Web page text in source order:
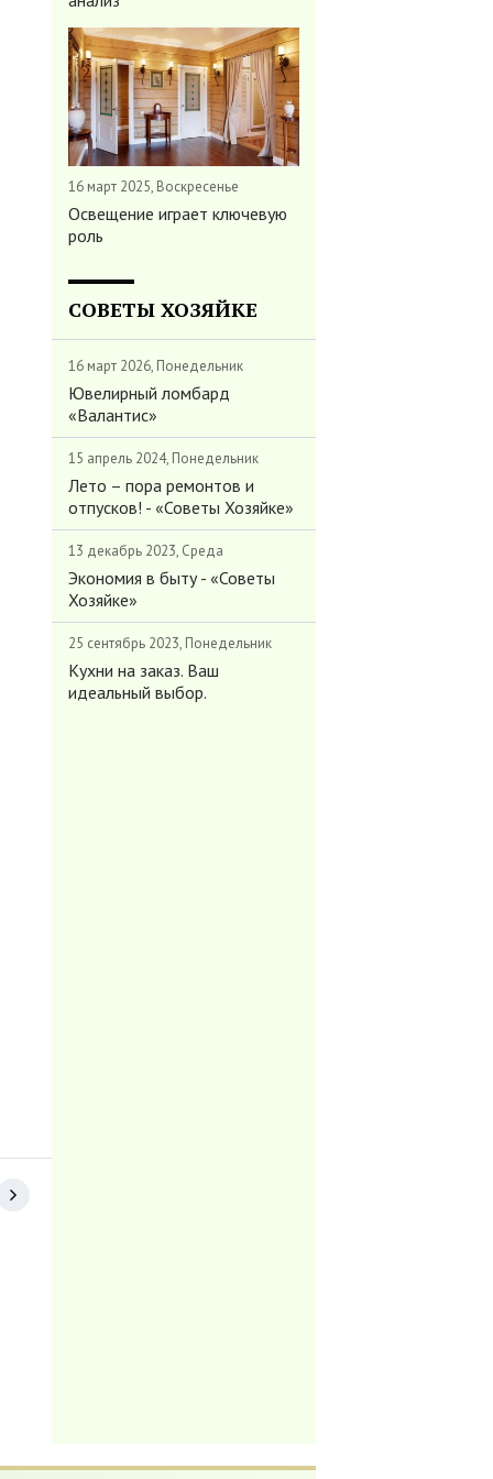
16 март 2025, Воскресенье
Освещение играет ключевую
роль
СОВЕТЫ ХОЗЯЙКЕ
16 март 2026, Понедельник
Ювелирный ломбард
«Валантис»
15 апрель 2024, Понедельник
Лето – пора ремонтов и
отпусков! - «Советы Хозяйке»
13 декабрь 2023, Среда
Экономия в быту - «Советы
Хозяйке»
25 сентябрь 2023, Понедельник
Кухни на заказ. Ваш
идеальный выбор.